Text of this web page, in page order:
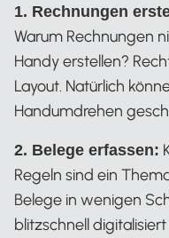
1. Rechnungen
Warum Rechnungen
Handy erstellen?
Layout. Natürlich
Handumdrehen
2. Belege erfassen:
Regeln sind ein
Belege in wenigen
blitzschnell